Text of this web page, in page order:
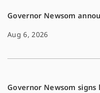
Governor Newsom
Aug 6, 2026
Governor Newsom signs